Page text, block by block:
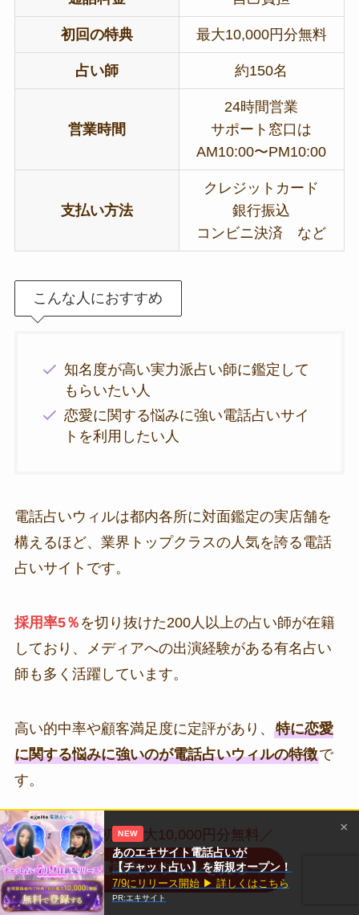
初回の特典 最大10,000円分無料
占い師 約150名
営業時間
24時間営業
サポート窓口は
AM10:00〜PM10:00
支払い方法
クレジットカード
銀行振込
コンビニ決済 など
こんな人におすすめ
知名度が高い実力派占い師に鑑定して
もらいたい人
恋愛に関する悩みに強い電話占いサイ
トを利用したい人
電話占いウィルは都内各所に対面鑑定の実店舗を
構えるほど、業界トップクラスの人気を誇る電話
占いサイトです。
採用率5％ を切り抜けた200人以上の占い師が在籍
しており、メディアへの出演経験がある有名占い
師も多く活躍しています。
高い的中率や顧客満足度に定評があり、 特に恋愛
に関する悩みに強いのが電話占いウィルの特徴で
す。
＼初回最大10,000円分無料／
電話占いウィルを見る
NEW
あのエキサイト電話占いが
【チャット占い】を新規オープン！
7/9にリリース開始 ▶ 詳しくはこちら
PR:エキサイト
×